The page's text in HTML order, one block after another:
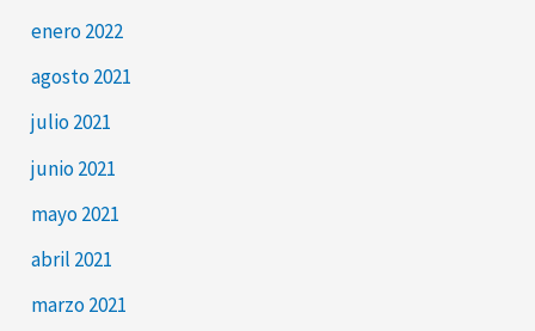
enero 2022
agosto 2021
julio 2021
junio 2021
mayo 2021
abril 2021
marzo 2021